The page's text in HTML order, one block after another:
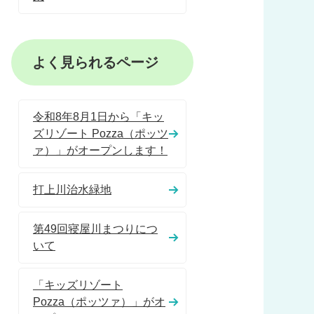
よく見られるページ
令和8年8月1日から「キッ
ズリゾート Pozza（ポッツ
ァ）」がオープンします！
打上川治水緑地
第49回寝屋川まつりにつ
いて
「キッズリゾート
Pozza（ポッツァ）」がオ